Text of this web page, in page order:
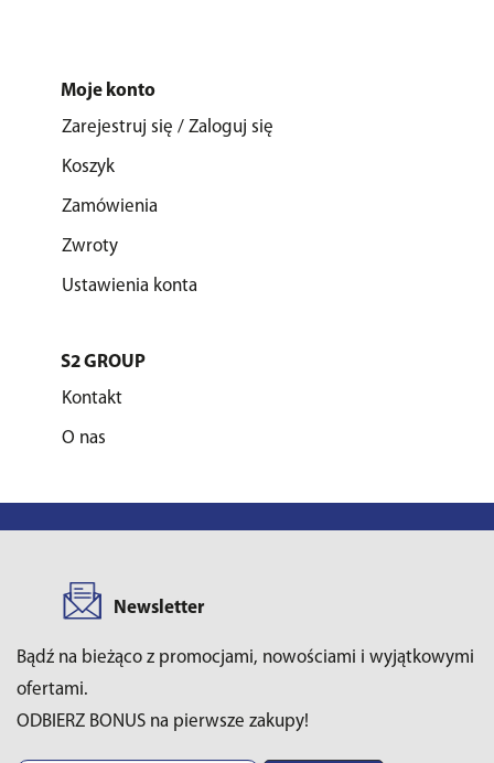
Moje konto
Zarejestruj się / Zaloguj się
Koszyk
Zamówienia
Zwroty
Ustawienia konta
S2 GROUP
Kontakt
O nas
Newsletter
Bądź na bieżąco z promocjami, nowościami i wyjątkowymi
ofertami.
ODBIERZ BONUS na pierwsze zakupy!